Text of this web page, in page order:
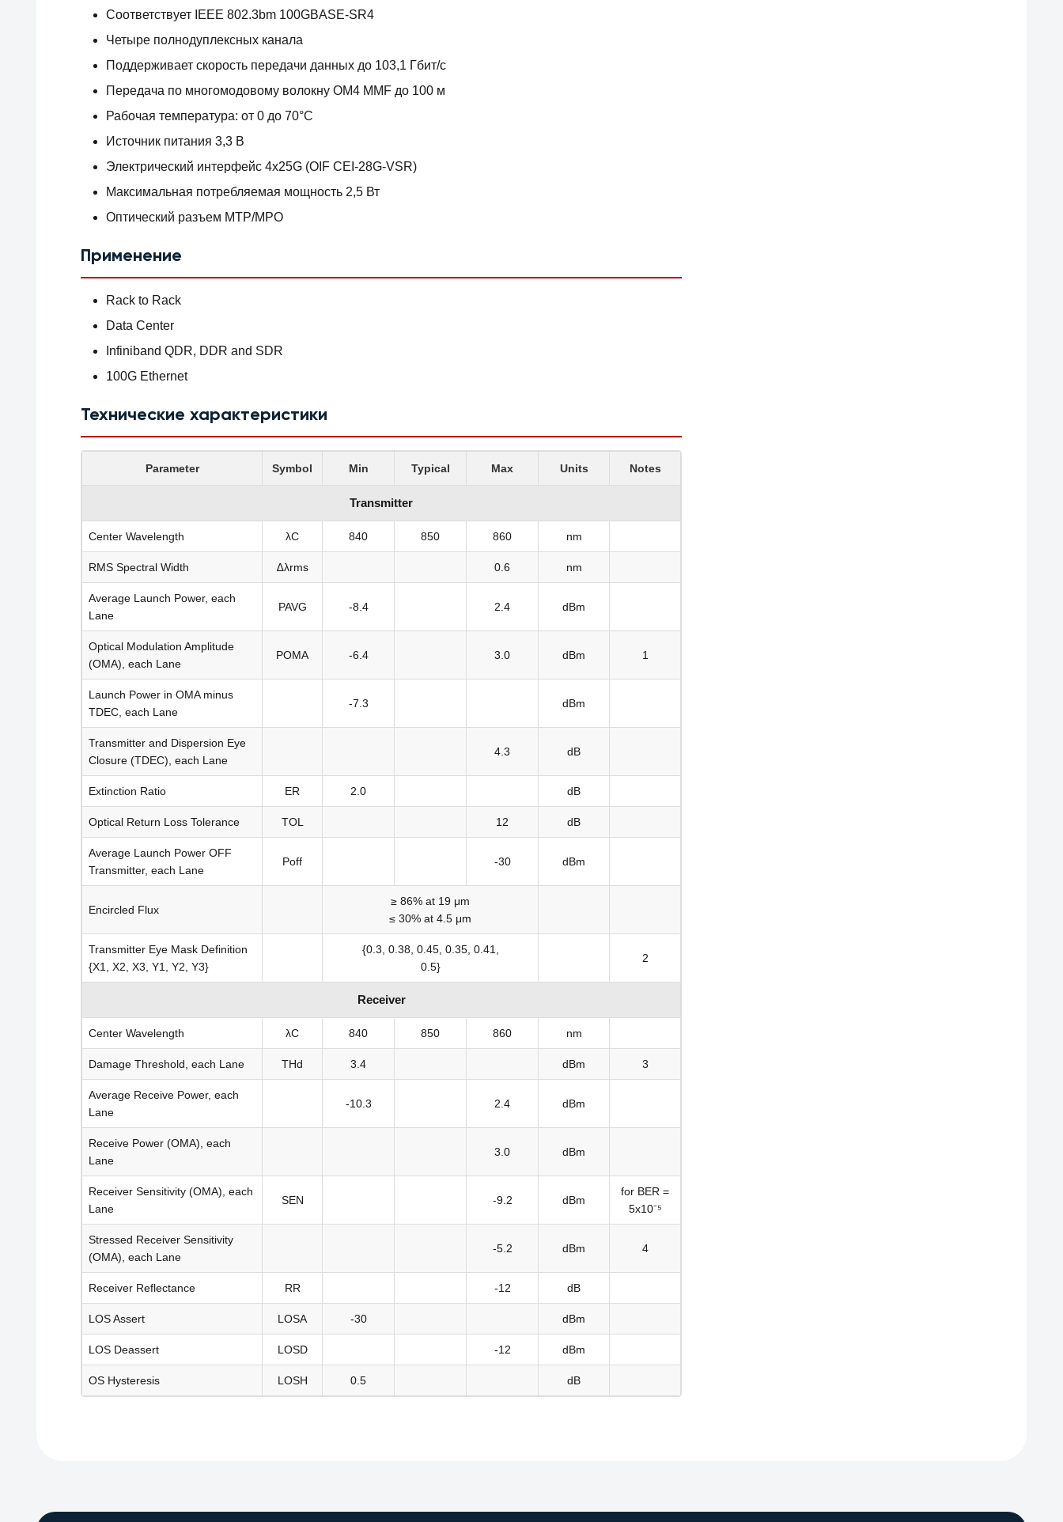
Соответствует IEEE 802.3bm 100GBASE-SR4
Четыре полнодуплексных канала
Поддерживает скорость передачи данных до 103,1 Гбит/с
Передача по многомодовому волокну OM4 MMF до 100 м
Рабочая температура: от 0 до 70°C
Источник питания 3,3 В
Электрический интерфейс 4x25G (OIF CEI-28G-VSR)
Максимальная потребляемая мощность 2,5 Вт
Оптический разъем MTP/MPO
Применение
Rack to Rack
Data Center
Infiniband QDR, DDR and SDR
100G Ethernet
Технические характеристики
Parameter Symbol Min Typical Max Units Notes
Transmitter
Center Wavelength λC 840 850 860 nm
RMS Spectral Width ∆λrms 0.6 nm
Average Launch Power, each
Lane
PAVG -8.4 2.4 dBm
Optical Modulation Amplitude
(OMA), each Lane
POMA -6.4 3.0 dBm 1
Launch Power in OMA minus
TDEC, each Lane
-7.3 dBm
Transmitter and Dispersion Eye
Closure (TDEC), each Lane
4.3 dB
Extinction Ratio ER 2.0 dB
Optical Return Loss Tolerance TOL 12 dB
Average Launch Power OFF
Transmitter, each Lane
Poff -30 dBm
Encircled Flux
≥ 86% at 19 μm
≤ 30% at 4.5 μm
Transmitter Eye Mask Definition
{X1, X2, X3, Y1, Y2, Y3}
{0.3, 0.38, 0.45, 0.35, 0.41,
0.5}
2
Receiver
Center Wavelength λC 840 850 860 nm
Damage Threshold, each Lane THd 3.4 dBm 3
Average Receive Power, each
Lane
-10.3 2.4 dBm
Receive Power (OMA), each
Lane
3.0 dBm
Receiver Sensitivity (OMA), each
Lane
SEN -9.2 dBm
for BER =
5x10⁻⁵
Stressed Receiver Sensitivity
(OMA), each Lane
-5.2 dBm 4
Receiver Reflectance RR -12 dB
LOS Assert LOSA -30 dBm
LOS Deassert LOSD -12 dBm
OS Hysteresis LOSH 0.5 dB